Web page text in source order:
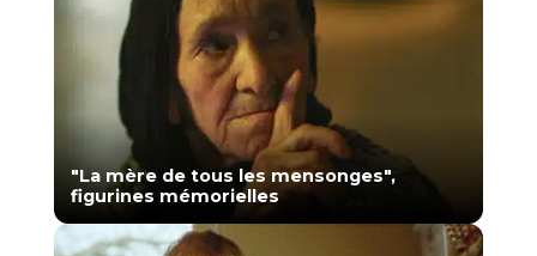
"La mère de tous les mensonges",
figurines mémorielles